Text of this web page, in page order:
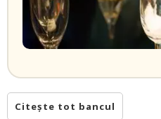
Citește tot bancul